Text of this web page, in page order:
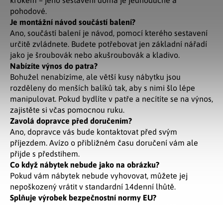
pohodové.
Je montážní návod součástí balení?
Ano, součástí balení je návod, pomocí kterého sestavení
určitě zvládnete. Budete potřebovat jen základní nářadí
jako je šroubovák nebo akušroubovák a kladivo.
Nabízíte výnos do patra?
Bohužel nenabízíme, ale větší kusy nábytku jsou
rozděleny do menších balíků tak, aby s nimi šlo lépe
manipulovat. Pokud bydlíte v patře a necítíte se na výnos,
zajistěte si včas pomocnou ruku.
Zavolá dopravce před doručením?
Ano, dopravce vás bude kontaktovat před svým
příjezdem. Avízo o přibližném času doručení vám ale
přijde s předstihem.
Co když nábytek nebude jako na obrázku?
Pokud vám nábytek nebude vyhovovat, můžete jej
nepoškozený vrátit v standardní 14denní lhůtě.
Splňuje výrobek bezpečnostní normy EU?